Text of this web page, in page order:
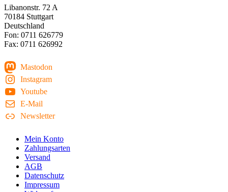
Libanonstr. 72 A
70184 Stuttgart
Deutschland
Fon: 0711 626779
Fax: 0711 626992
Mastodon
Instagram
Youtube
E-Mail
Newsletter
Mein Konto
Zahlungsarten
Versand
AGB
Datenschutz
Impressum